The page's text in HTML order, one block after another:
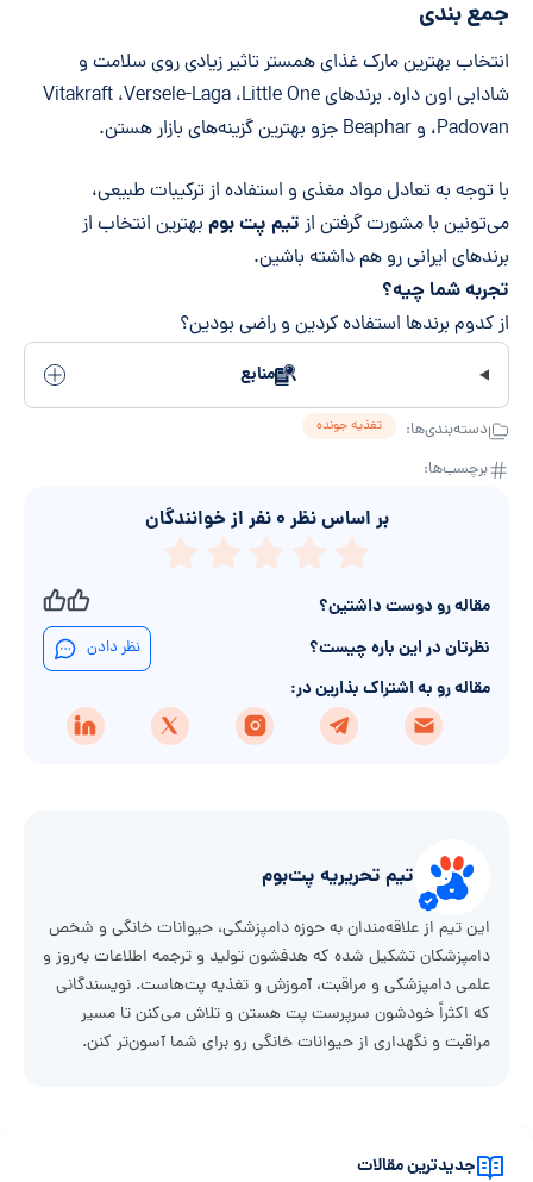
جمع بندی
انتخاب بهترین مارک غذای همستر تاثیر زیادی روی سلامت و
شادابی اون داره. برندهای Vitakraft ،Versele-Laga ،Little One
،Padovan و Beaphar جزو بهترین گزینه‌های بازار هستن.
با توجه به تعادل مواد مغذی و استفاده از ترکیبات طبیعی،
می‌تونین با مشورت گرفتن از تیم پت بوم بهترین انتخاب از
برندهای ایرانی رو هم داشته باشین.
تجربه شما چیه؟
از کدوم برندها استفاده کردین و راضی بودین؟
منابع
دسته‌بندی‌ها: تغذیه جونده
برچسب‌ها:
بر اساس نظر ۰ نفر از خوانندگان
مقاله رو دوست داشتین؟
نظرتان در این باره چیست؟
نظر دادن
مقاله رو به اشتراک بذارین در:
تیم تحریریه پت‌بوم
این تیم از علاقه‌مندان به حوزه دامپزشکی، حیوانات خانگی و شخص
دامپزشکان تشکیل شده که هدفشون تولید و ترجمه اطلاعات به‌روز و
علمی دامپزشکی و مراقبت، آموزش و تغذیه پت‌هاست. نویسندگانی
که اکثراً خودشون سرپرست پت هستن و تلاش می‌کنن تا مسیر
مراقبت و نگهداری از حیوانات خانگی رو برای شما آسون‌تر کنن.
جدیدترین مقالات